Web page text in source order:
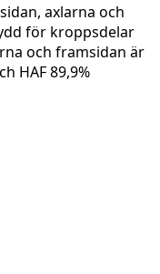
axlarna och
för kroppsdelar
och framsidan är
HAF 89,9%